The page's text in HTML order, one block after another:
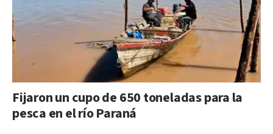
Fijaron un cupo de 650 toneladas para la
pesca en el río Paraná